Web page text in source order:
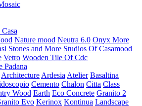
Nature mood Neutra 6.0 Onyx More
Stones and More Studios Of Casamood
Vetro Wooden Tile Of Cdc
Padana
Architecture Ardesia Atelier Basaltina
Cemento Chalon Citta Class
Wood Earth Eco Concrete Granito 2
Evo Kerinox Kontinua Landscape